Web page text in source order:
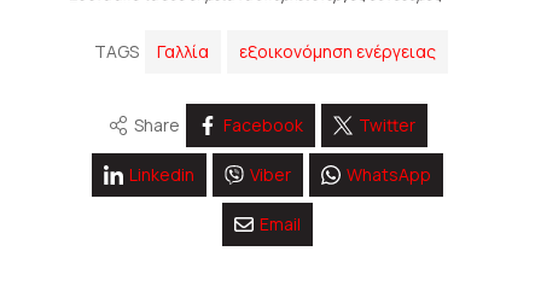
TAGS Γαλλία εξοικονόμηση ενέργειας
Share Facebook Twitter
Linkedin Viber WhatsApp
Email